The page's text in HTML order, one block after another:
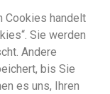
Cookies handelt
Sie werden
Andere
bis Sie
es uns, Ihren